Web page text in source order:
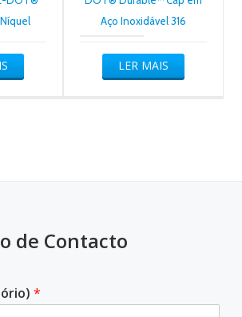
Aço Inoxidável 316
LER MAIS
de Contacto
*